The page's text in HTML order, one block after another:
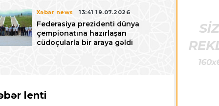
Xəbər news 13:41 19.07.2026
Federasiya prezidenti dünya
çempionatına hazırlaşan
cüdoçularla bir araya gəldi
lenti